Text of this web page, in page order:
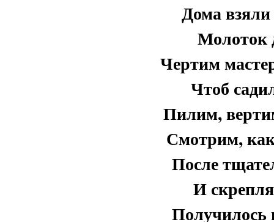
Дома
Молоток
Чертим
Чтоб
Пилим,
Смотрим,
После
И
Получилось